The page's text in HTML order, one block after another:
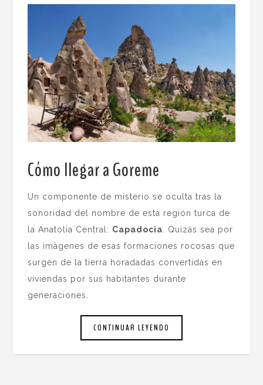
Cómo llegar a Goreme
Un componente de misterio se oculta tras la
sonoridad del nombre de esta región turca de
la Anatolia Central: Capadocia. Quizás sea por
las imágenes de esas formaciones rocosas que
surgen de la tierra horadadas convertidas en
viviendas por sus habitantes durante
generaciones.
CONTINUAR LEYENDO